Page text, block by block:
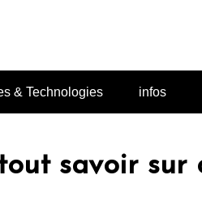
& Technologies infos
savoir sur